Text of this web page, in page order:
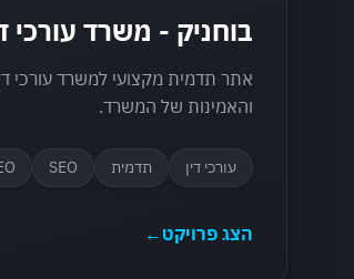
בוחניק - משרד עורכי
אתר תדמית מקצועי למשרד עורכי
והאמינות של המשרד.
עורכי דין תדמית SEO
הצג פרויקט ←